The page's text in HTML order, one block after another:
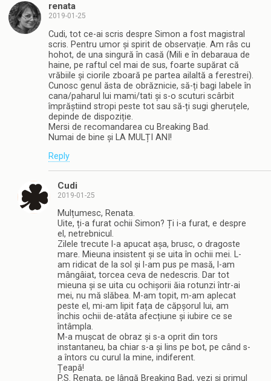
renata
2019-01-25
Cudi, tot ce-ai scris despre Simon a fost magistral
scris. Pentru umor și spirit de observație. Am râs cu
hohot, de una singură în casă (Mili e în debaraua de
haine, pe raftul cel mai de sus, foarte supărat că
vrăbiile și ciorile zboară pe partea ailaltă a ferestrei).
Cunosc genul ăsta de obrăznicie, să-ți bagi labele în
cana/paharul lui mami/tati și s-o scuturi scârbit
împrăștiind stropi peste tot sau să-ți sugi gheruțele,
depinde de dispoziție.
Mersi de recomandarea cu Breaking Bad.
Numai de bine și LA MULȚI ANI!
Reply
Cudi
2019-01-25
Mulțumesc, Renata.
Uite, ți-a furat ochii Simon? Ți i-a furat, e despre
el, netrebnicul.
Zilele trecute l-a apucat așa, brusc, o dragoste
mare. Mieuna insistent și se uita în ochii mei. L-
am ridicat de la sol și l-am pus pe masă, l-am
mângâiat, torcea ceva de nedescris. Dar tot
mieuna și se uita cu ochișorii ăia rotunzi într-ai
mei, nu mă slăbea. M-am topit, m-am aplecat
peste el, mi-am lipit fața de căpșorul lui, am
închis ochii de-atâta afecțiune și iubire ce se
întâmpla.
M-a mușcat de obraz și s-a oprit din tors
instantaneu, ba chiar s-a și lins pe bot, pe când s-
a întors cu curul la mine, indiferent.
Țeapă!
P.S. Renata, pe lângă Breaking Bad, vezi și primul